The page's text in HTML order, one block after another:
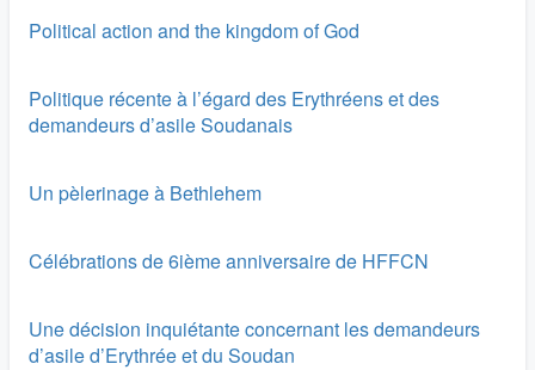
Political action and the kingdom of God
Politique récente à l’égard des Erythréens et des
demandeurs d’asile Soudanais
Un pèlerinage à Bethlehem
Célébrations de 6ième anniversaire de HFFCN
Une décision inquiétante concernant les demandeurs
d’asile d’Erythrée et du Soudan